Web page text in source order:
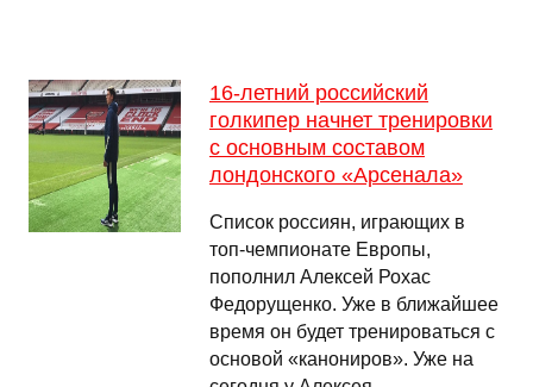
16-летний российский
голкипер начнет тренировки
с основным составом
лондонского «Арсенала»
Список россиян, играющих в
топ-чемпионате Европы,
пополнил Алексей Рохас
Федорущенко. Уже в ближайшее
время он будет тренироваться с
основой «канониров». Уже на